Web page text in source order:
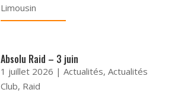
Limousin
Absolu Raid – 3 juin
1 juillet 2026 |Actualités,Actualités
Club, Raid